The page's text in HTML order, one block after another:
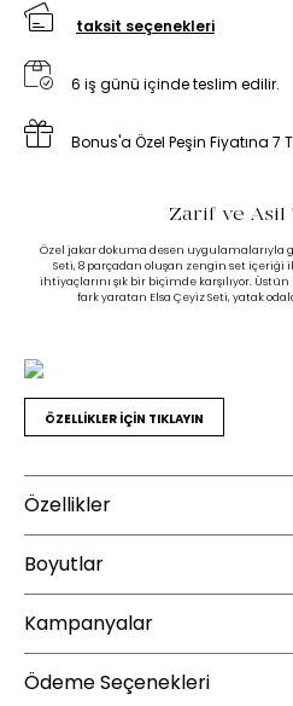
taksit seçenekleri
6 iş günü içinde teslim edilir.
Bonus'a Özel Peşin Fiyatına 7
Zarif ve Asil
Özel jakar dokuma desen uygulamalarıyla
Seti, 8 parçadan oluşan zengin set içeriği
ihtiyaçlarını şık bir biçimde karşılıyor.
fark yaratan Elsa Çeyiz Seti, yatak
ÖZELLİKLER İÇİN TIKLAYIN
Özellikler
Yıkama Talimatı :
30
kurutma
Boyutlar
Yükseklik (mm) :
Kampanyalar
ÜCRETSİZ KARGO
Ödeme Seçenekleri